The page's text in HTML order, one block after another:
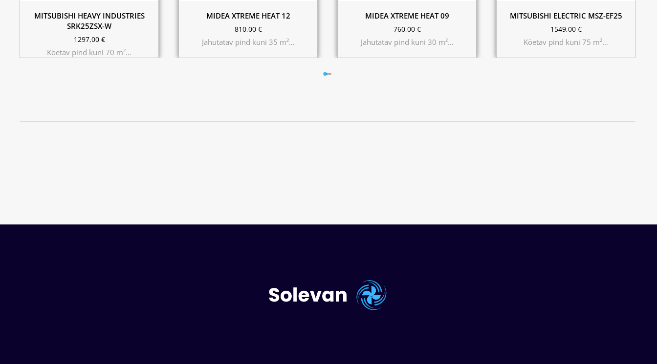
MITSUBISHI HEAVY INDUSTRIES
SRK25ZSX-W
1297,00 €
Köetav pind kuni 70 m²…
MIDEA XTREME HEAT 12
810,00 €
Jahutatav pind kuni 35 m²…
MIDEA XTREME HEAT 09
760,00 €
Jahutatav pind kuni 30 m²…
MITSUBISHI ELECTRIC MSZ-EF25
1549,00 €
Köetav pind kuni 75 m²…